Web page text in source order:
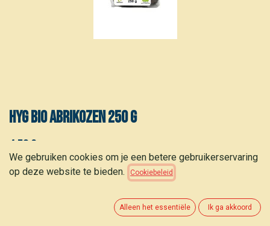
HYG Bio abrikozen 250 g
4,50 €
TOEVOEGEN AAN WINKELMANDJE
We gebruiken cookies om je een betere gebruikerservaring
op deze website te bieden.
Cookiebeleid
Alleen het essentiële Ik ga akkoord